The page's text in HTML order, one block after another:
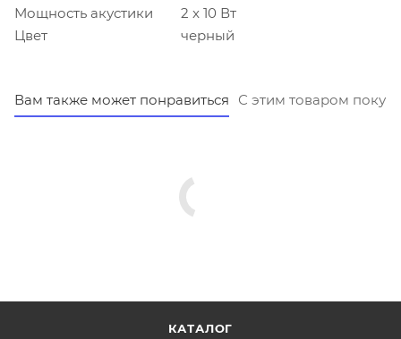
Мощность акустики
2 x 10 Вт
Цвет
черный
Вам также может понравиться С этим товаром
КАТАЛОГ